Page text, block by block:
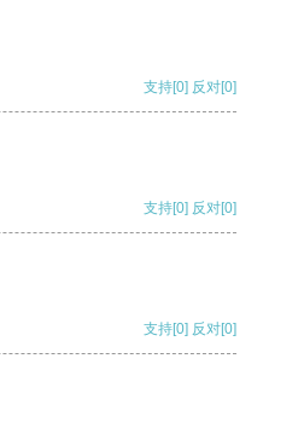
支持[0] 反对[0]
支持[0] 反对[0]
支持[0] 反对[0]